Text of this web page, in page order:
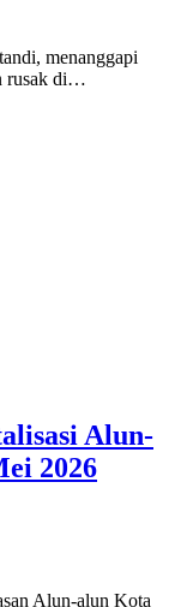
menanggapi
rusak di…
Alun-
2026
Alun-alun Kota